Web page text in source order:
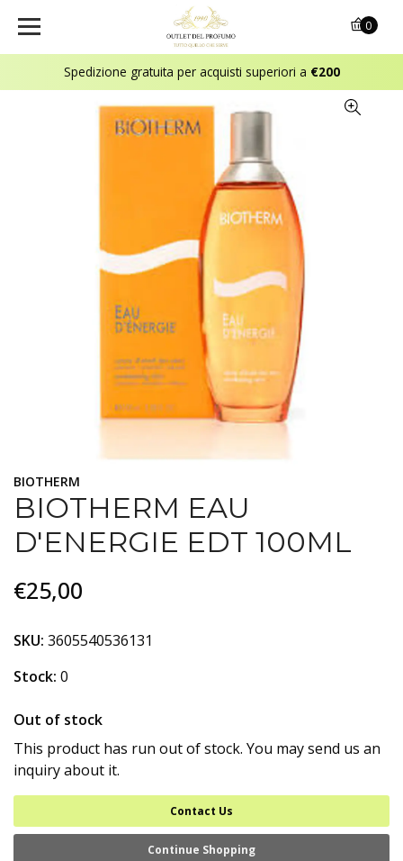
Spedizione gratuita per acquisti superiori a €200
0
BIOTHERM
BIOTHERM EAU
D'ENERGIE EDT 100ML
€25,00
SKU: 3605540536131
Stock: 0
Out of stock
This product has run out of stock. You may send us an
inquiry about it.
Contact Us
Continue Shopping